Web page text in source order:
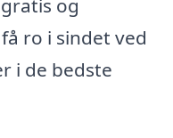
og
ro i sindet ved
i de bedste